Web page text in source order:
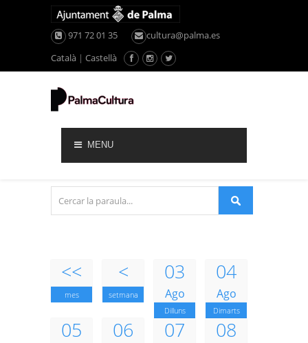
971 72 01 35
cultura@palma.es
Català | Castellà
MENU
<<
mes
<
setmana
03
Ago
Dilluns
04
Ago
Dimarts
05 06 07 08